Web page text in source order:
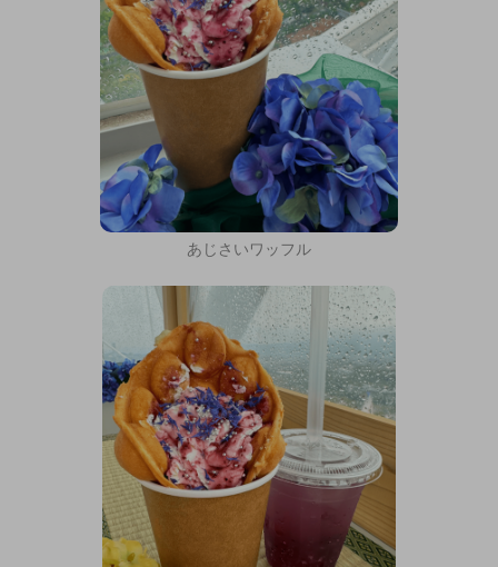
あじさいワッフル